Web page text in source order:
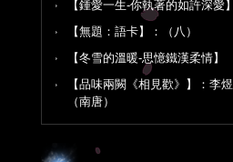
【鍾愛一生-你執著的如許深愛】
【無題：語卡】：（八）
【冬雪的溫暖-思憶鐵漢柔情】
【品味兩闕《相見歡》】：李煜
（南唐）